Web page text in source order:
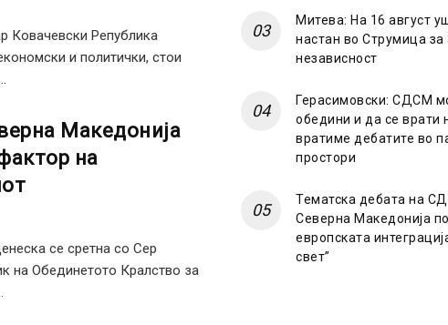
Ковачевски Република
и политички, стои
Македонија
на
се сретна со Сер
на Обединетото Кралство за
Митева: На 16 август
настан во Струмица за
независност
Герасимовски: СДСМ
обедини и да се врати
вратиме дебатите во
простори
Тематска дебата на
Северна Македонија
европската
свет”